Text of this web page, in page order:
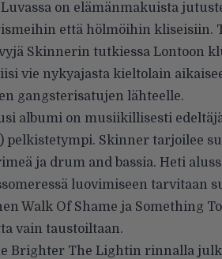
on elämänmakuista
että hölmöihin kliseisiin.
Skinnerin tutkiessa Lontoon
vie nykyajasta kieltolain
gangsterisatujen lähteelle.
albumi on musiikillisesti
pelkistetympi. Skinner tarjoilee
ja drum and bassia. Heti
luovimiseen tarvitaan
Walk Of Shame ja Something
vain taustoiltaan.
Brighter The Lightin rinnalla